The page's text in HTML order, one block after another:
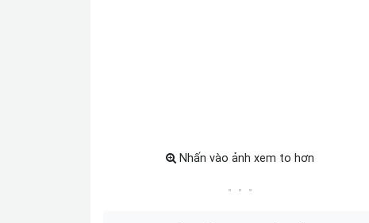
Nhấn vào ảnh xem to hơn